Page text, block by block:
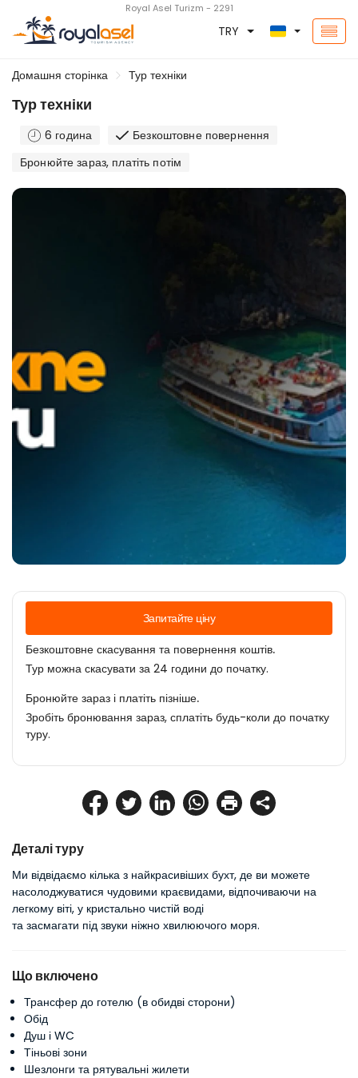
Royal Asel Turizm - 2291
TRY
Домашня сторінка Тур техніки
Тур техніки
6 година
Безкоштовне повернення
Бронюйте зараз, платіть потім
Деталі туру
Ми відвідаємо кілька з найкрасивіших бухт, де ви можете
насолоджуватися чудовими краєвидами, відпочиваючи на
легкому віті, у кристально чистій воді
та засмагати під звуки ніжно хвилюючого моря.
Що включено
Трансфер до готелю (в обидві сторони)
Обід
Душ і WC
Тіньові зони
Шезлонги та рятувальні жилети
Запитайте ціну
Безкоштовне скасування та повернення коштів.
Тур можна скасувати за 24 години до початку.
Бронюйте зараз і платіть пізніше.
Зробіть бронювання зараз, сплатіть будь-коли до початку
туру.